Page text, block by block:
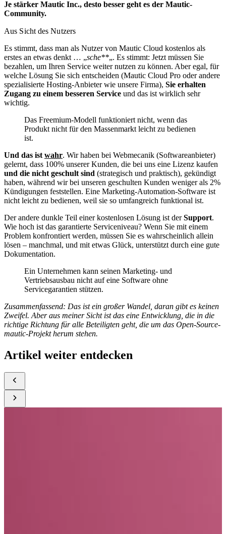
Je stärker Mautic Inc., desto besser geht es der Mautic-
Community.
Aus Sicht des Nutzers
Es stimmt, dass man als Nutzer von Mautic Cloud kostenlos als
erstes an etwas denkt … „sche**„. Es stimmt: Jetzt müssen Sie
bezahlen, um Ihren Service weiter nutzen zu können. Aber egal, für
welche Lösung Sie sich entscheiden (Mautic Cloud Pro oder andere
spezialisierte Hosting-Anbieter wie unsere Firma), Sie erhalten
Zugang zu einem besseren Service und das ist wirklich sehr
wichtig.
Das Freemium-Modell funktioniert nicht, wenn das
Produkt nicht für den Massenmarkt leicht zu bedienen
ist.
Und das ist wahr. Wir haben bei Webmecanik (Softwareanbieter)
gelernt, dass 100% unserer Kunden, die bei uns eine Lizenz kaufen
und die nicht geschult sind (strategisch und praktisch), gekündigt
haben, während wir bei unseren geschulten Kunden weniger als 2%
Kündigungen feststellen. Eine Marketing-Automation-Software ist
nicht leicht zu bedienen, weil sie so umfangreich funktional ist.
Der andere dunkle Teil einer kostenlosen Lösung ist derSupport.
Wie hoch ist das garantierte Serviceniveau? Wenn Sie mit einem
Problem konfrontiert werden, müssen Sie es wahrscheinlich allein
lösen – manchmal, und mit etwas Glück, unterstützt durch eine gute
Dokumentation.
Ein Unternehmen kann seinen Marketing- und
Vertriebsausbau nicht auf eine Software ohne
Servicegarantien stützen.
Zusammenfassend: Das ist ein großer Wandel, daran gibt es keinen
Zweifel. Aber aus meiner Sicht ist das eine Entwicklung, die in die
richtige Richtung für alle Beteiligten geht, die um das Open-Source-
mautic-Projekt herum stehen.
Artikel weiter entdecken